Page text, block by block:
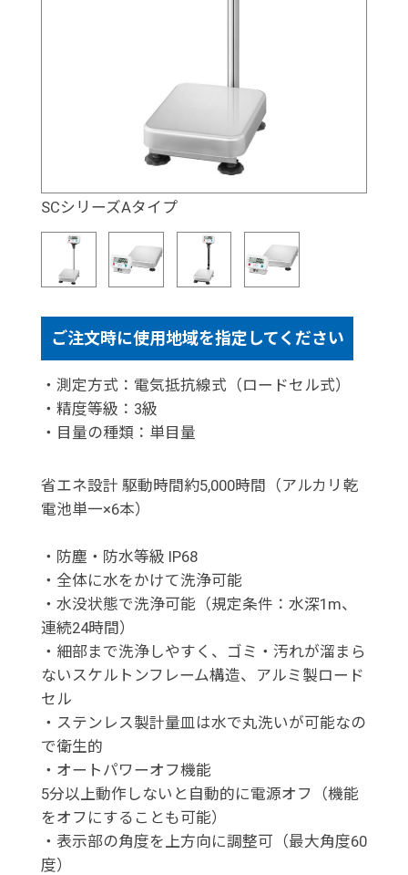
SCシリーズAタイプ
ご注文時に使用地域を指定してください
・測定方式：電気抵抗線式（ロードセル式）
・精度等級：3級
・目量の種類：単目量
省エネ設計 駆動時間約5,000時間（アルカリ乾
電池単一×6本）
・防塵・防水等級 IP68
・全体に水をかけて洗浄可能
・水没状態で洗浄可能（規定条件：水深1m、
連続24時間）
・細部まで洗浄しやすく、ゴミ・汚れが溜まら
ないスケルトンフレーム構造、アルミ製ロード
セル
・ステンレス製計量皿は水で丸洗いが可能なの
で衛生的
・オートパワーオフ機能
5分以上動作しないと自動的に電源オフ（機能
をオフにすることも可能）
・表示部の角度を上方向に調整可（最大角度60
度）